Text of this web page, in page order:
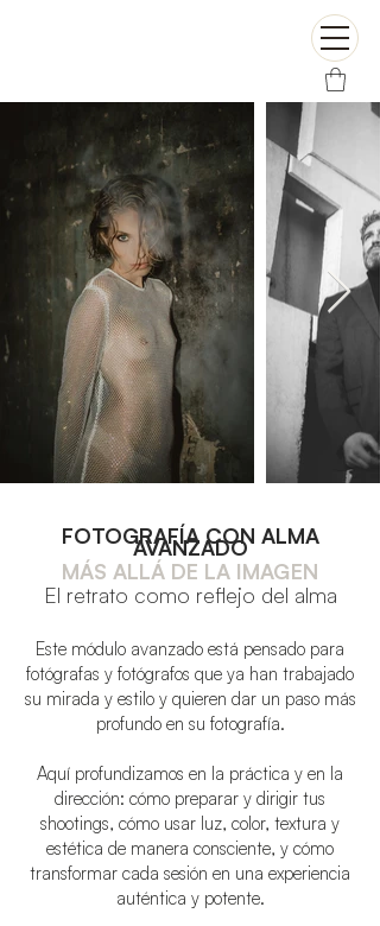
FOTOGRAFÍA CON ALMA
AVANZADO
MÁS ALLÁ DE LA IMAGEN
El retrato como reflejo del alma
Este módulo avanzado está pensado para
fotógrafas y fotógrafos que ya han trabajado
su mirada y estilo y quieren dar un paso más
profundo en su fotografía.
Aquí profundizamos en la práctica y en la
dirección: cómo preparar y dirigir tus
shootings, cómo usar luz, color, textura y
estética de manera consciente, y cómo
transformar cada sesión en una experiencia
auténtica y potente.